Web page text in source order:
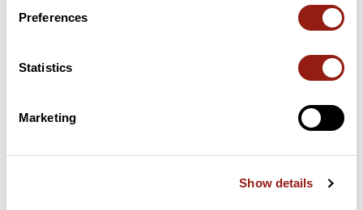
Preferences
Statistics
Marketing
Show details
Résumé
Lary-Soulan et se termine à Bagnères-de-Luchon. Ce parcours
emprunte uniquement des routes. Il présente une ascension
minutes pour réaliser ce parcours.
Date de création du parcours: 2 décembre 2025 à 15:21:59.